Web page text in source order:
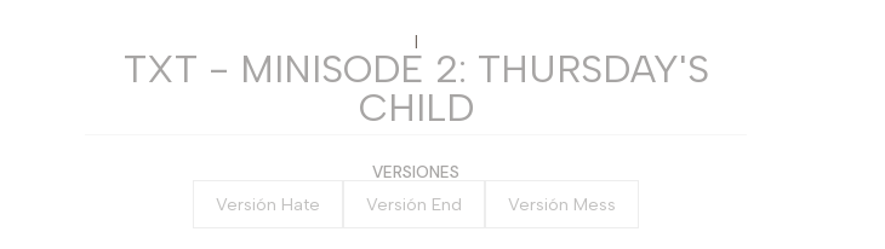
|
TXT - MINISODE 2: THURSDAY'S
CHILD
VERSIONES
Versión Hate Versión End Versión Mess